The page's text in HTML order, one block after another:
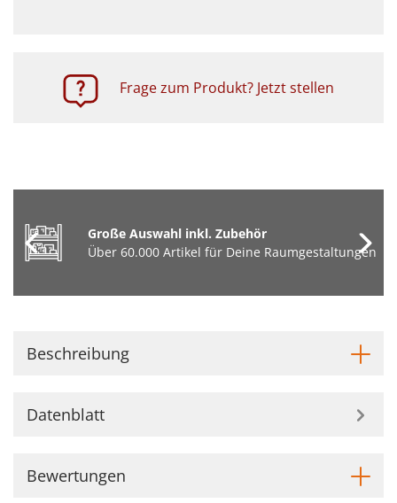
Frage zum Produkt? Jetzt stellen
Große Auswahl inkl. Zubehör
Über 60.000 Artikel für Deine Raumgestaltungen
Beschreibung
Datenblatt
Bewertungen